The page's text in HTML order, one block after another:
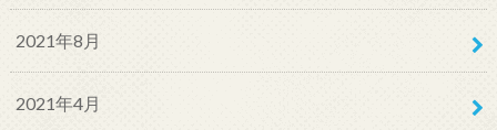
2021年8月
2021年4月